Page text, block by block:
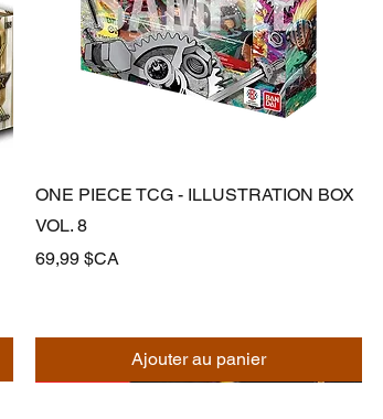
Aperçu rapide
ONE PIECE TCG - ILLUSTRATION BOX
VOL. 8
Prix
69,99 $CA
Ajouter au panier